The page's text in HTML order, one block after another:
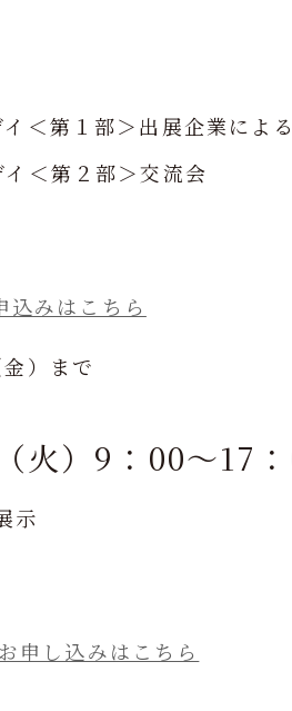
＜第１部＞出展企業によ
＜第２部＞交流会
込みはこちら
）まで
火）9：00～17
示
お申し込みはこちら